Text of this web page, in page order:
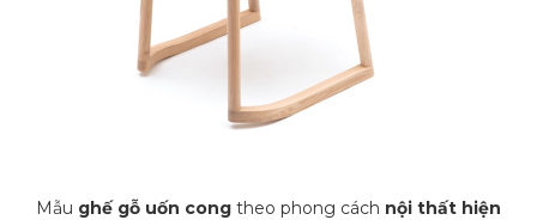
Mẫu ghế gỗ uốn cong theo phong cách nội thất hiện